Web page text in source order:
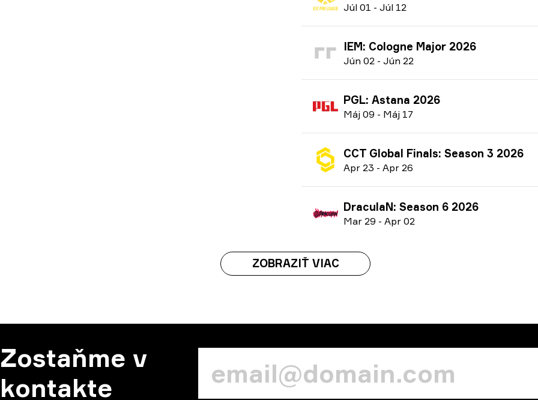
Júl 01 - Júl 12
IEM: Cologne Major 2026
Jún 02 - Jún 22
PGL: Astana 2026
Máj 09 - Máj 17
CCT Global Finals: Season 3 2026
Apr 23 - Apr 26
DraculaN: Season 6 2026
Mar 29 - Apr 02
ZOBRAZIŤ VIAC
Zostaňme v
kontakte